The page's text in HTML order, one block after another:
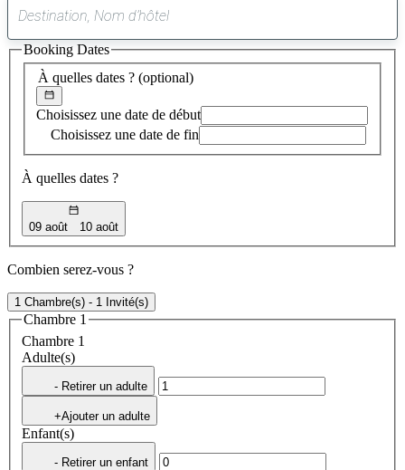
suggestion
trouvée
À quelles dates ? (optional)
Choisissez une date de début
Choisissez une date de fin
À quelles dates ?
09 août 10 août
Booking Dates
Combien serez-vous ?
1 Chambre(s) - 1 Invité(s)
Chambre 1
Chambre 1
Adulte(s)
- Retirer un adulte
+Ajouter un adulte
Enfant(s)
- Retirer un enfant